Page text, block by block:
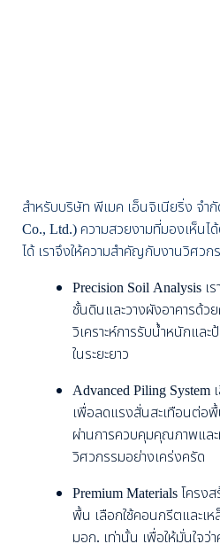
สำหรับบริษัท พีเมค เอ็นจิเนียริ่ง จ
Co., Ltd.) ความสวยงามที่มองเห็นไ
ได้ เราจึงให้ความสำคัญกับงานวิศว
Precision Soil Analysis เ
ชั้นดินและวางผังอาคารด้ว
วิเคราะห์การรับน้ำหนักแล
ในระยะยาว
Advanced Piling System เ
เพื่อลดแรงสั่นสะเทือนต่อ
ผ่านการควบคุมคุณภาพแล
วิศวกรรมอย่างเคร่งครัด
Premium Materials โครง
พื้น เลือกใช้คอนกรีตและเห
มอก. เท่านั้น เพื่อให้มั่นใจว่